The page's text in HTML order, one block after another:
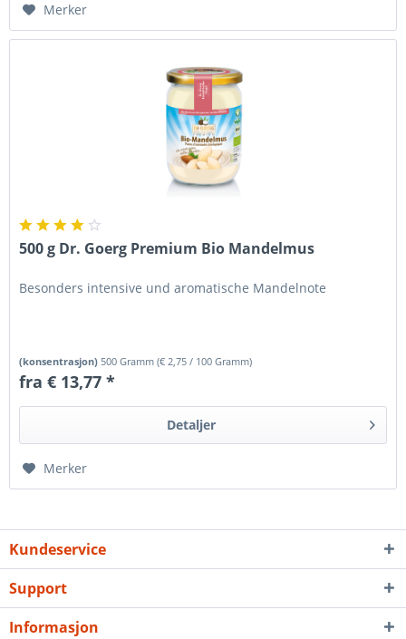
Merker
500 g Dr. Goerg Premium Bio Mandelmus
Besonders intensive und aromatische Mandelnote
(konsentrasjon) 500 Gramm(€ 2,75 / 100 Gramm)
fra € 13,77 *
Detaljer
Merker
Kundeservice
Support
Informasjon